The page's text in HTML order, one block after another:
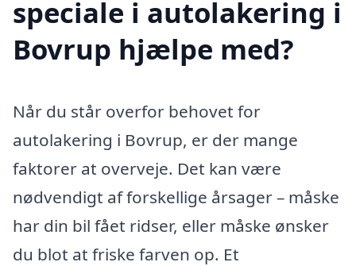
speciale i autolakering i
Bovrup hjælpe med?
Når du står overfor behovet for
autolakering i Bovrup, er der mange
faktorer at overveje. Det kan være
nødvendigt af forskellige årsager – måske
har din bil fået ridser, eller måske ønsker
du blot at friske farven op. Et